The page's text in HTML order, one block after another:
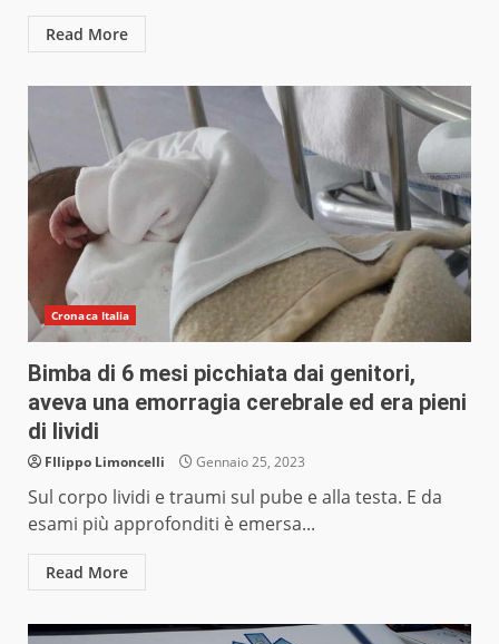
Read More
Cronaca Italia
Bimba di 6 mesi picchiata dai genitori,
aveva una emorragia cerebrale ed era pieni
di lividi
FIlippo Limoncelli Gennaio 25, 2023
Sul corpo lividi e traumi sul pube e alla testa. E da
esami più approfonditi è emersa...
Read More